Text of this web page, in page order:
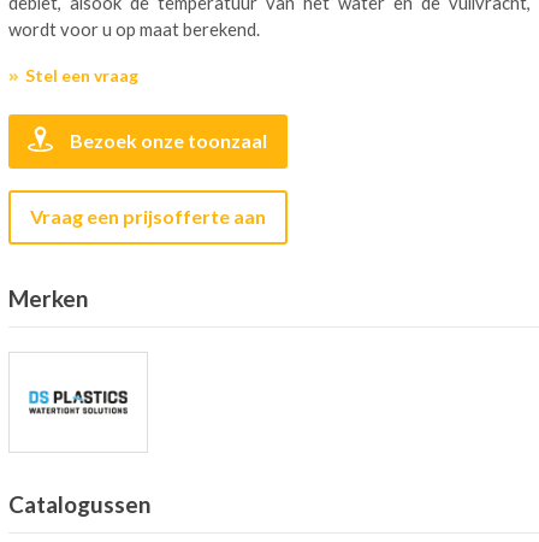
wordt voor u op maat berekend.
Stel een vraag
Bezoek onze toonzaal
Vraag een prijsofferte aan
Merken
Catalogussen